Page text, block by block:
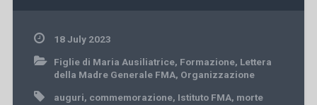
18 July 2023
Figlie di Maria Ausiliatrice, Formazione, Lettera
della Madre Generale FMA, Organizzazione
auguri, commemorazione, Istituto FMA, morte